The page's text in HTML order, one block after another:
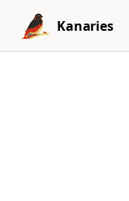
Skip to content
Kanaries